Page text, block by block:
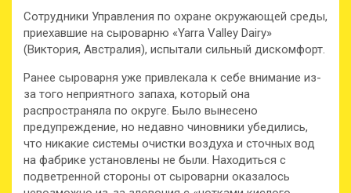
Сотрудники Управления по охране окружающей среды,
приехавшие на сыроварню «Yarra Valley Dairy»
(Виктория, Австралия), испытали сильный дискомфорт.
Ранее сыроварня уже привлекала к себе внимание из-
за того неприятного запаха, который она
распространяла по округе. Было вынесено
предупреждение, но недавно чиновники убедились,
что никакие системы очистки воздуха и сточных вод
на фабрике установлены не были. Находиться с
подветренной стороны от сыроварни оказалось